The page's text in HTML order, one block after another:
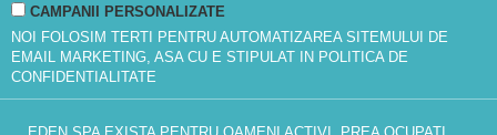
CAMPANII PERSONALIZATE
NOI FOLOSIM TERTI PENTRU AUTOMATIZAREA SITEMULUI DE
EMAIL MARKETING, ASA CU E STIPULAT IN POLITICA DE
CONFIDENTIALITATE